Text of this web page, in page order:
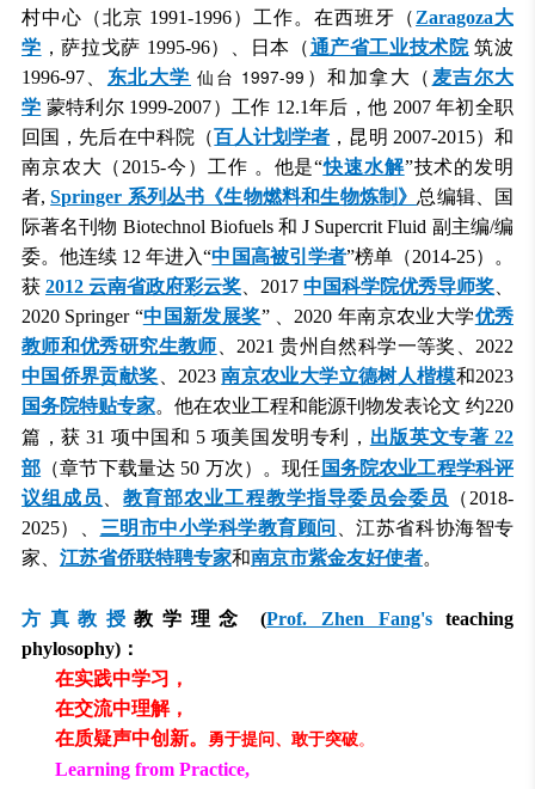
村中心（北京 1991-1996）工作。在西班牙（ Zaragoza大
学 ，萨拉戈萨 1995-96）、日本（通产省工业技术院筑波
1996-97、 东北大学 仙台 1997-99 ）和加拿大（ 麦吉尔大
学 蒙特利尔 1999-2007）工作 12.1年后，他 2007 年初全职
回国，先后在中科院（百人计划学者 ，昆明 2007-2015）和
南京农大（2015-今）工作 。他是“快速水解”技术的发明
者,Springer 系列丛书《生物燃料和生物炼制》 总编辑、国
际著名刊物 Biotechnol Biofuels 和 J Supercrit Fluid 副主编/编
委。他连续 12 年进入“中国高被引学者”榜单（2014-25）。
获 2012 云南省政府彩云奖 、2017中国科学院优秀导师奖
2020 Springer “中国新发展奖” 、2020 年南京农业大学优秀
教师和优秀研究生教师
2021 贵州自然科学一等奖、2022
中国侨界贡献奖 、2023南京农业大学立德树人楷模和2023
国务院特贴专家。他在农业工程和能源刊物发表论文 约220
篇，获 31 项中国和 5 项美国发明专利， 出版英文专著 22
部 （章节下载量达 50 万次）。现任 国务院农业工程学科评
议组成员
、教育部农业工程教学指导委员会委员
（2018-
2025）
三明市中小学科学教育顾问
、江苏省科协海智专
家
江苏省侨联特聘专家和南京市紫金友好使者。
方真教授教学理念 (Prof. Zhen Fang'steaching
phylosophy)：
在实践中学习，
在交流中理解，
在质疑声中创新。 勇于提问、敢于突破。
Learning from Practice,